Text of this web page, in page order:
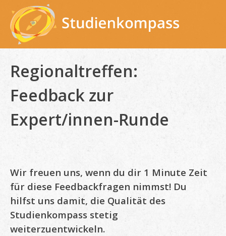
content
Regionaltreffen:
Feedback zur
Expert/innen-Runde
Wir freuen uns, wenn du dir 1 Minute Zeit
für diese Feedbackfragen nimmst! Du
hilfst uns damit, die Qualität des
Studienkompass stetig
weiterzuentwickeln.